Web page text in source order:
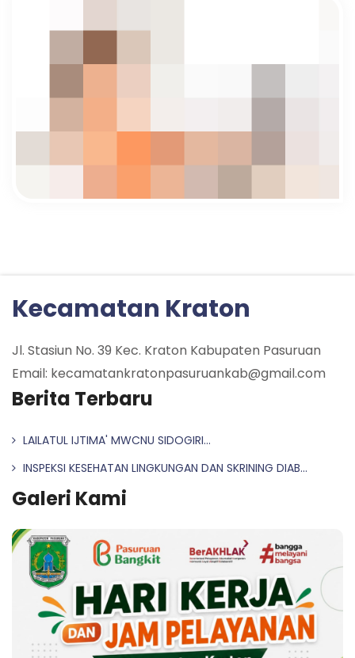
Kecamatan Kraton
Jl. Stasiun No. 39 Kec. Kraton Kabupaten Pasuruan
Email: kecamatankratonpasuruankab@gmail.com
Berita Terbaru
LAILATUL IJTIMA' MWCNU SIDOGIRI...
INSPEKSI KESEHATAN LINGKUNGAN DAN SKRINING DIAB...
Galeri Kami